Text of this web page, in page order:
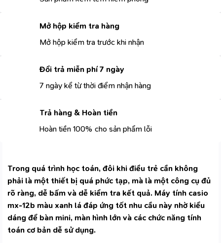
Mở hộp kiểm tra hàng
Mở hộp kiểm tra trước khi nhận
Đổi trả miễn phí 7 ngày
7 ngày kể từ thời điểm nhận hàng
Trả hàng & Hoàn tiền
Hoàn tiền 100% cho sản phẩm lỗi
Trong quá trình học toán, đôi khi điều trẻ cần không
phải là một thiết bị quá phức tạp, mà là một công cụ đủ
rõ ràng, dễ bấm và dễ kiểm tra kết quả. Máy tính casio
mx-12b màu xanh lá đáp ứng tốt nhu cầu này nhờ kiểu
dáng để bàn mini, màn hình lớn và các chức năng tính
toán cơ bản dễ sử dụng.